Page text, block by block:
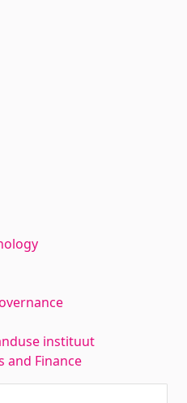
instituut
and Finance